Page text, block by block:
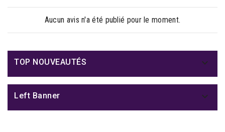
Aucun avis n'a été publié pour le moment.
TOP NOUVEAUTÉS 
Left Banner 